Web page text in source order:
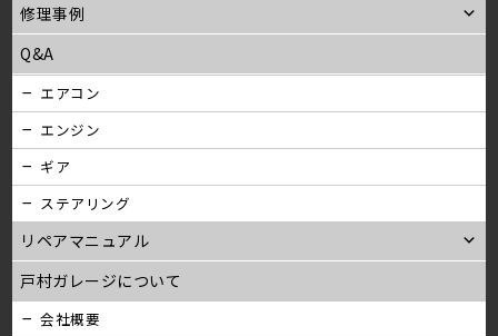
修理事例
Q&A
エアコン
エンジン
ギア
ステアリング
リペアマニュアル
戸村ガレージについて
会社概要